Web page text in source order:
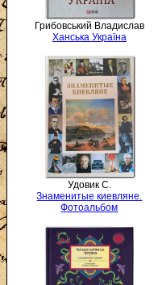
Грибовський Владислав
Ханська Україна
Удовик С.
Знаменитые киевляне.
Фотоальбом